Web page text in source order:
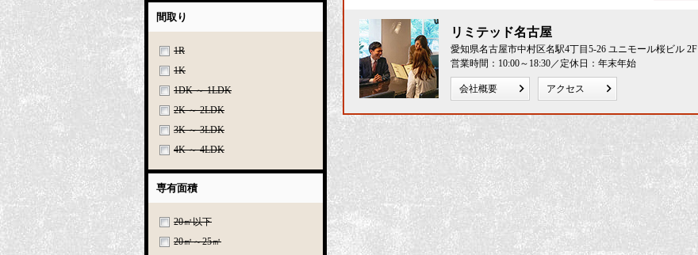
間取り
1R
1K
1DK ～ 1LDK
2K ～ 2LDK
3K ～ 3LDK
4K ～ 4LDK
専有面積
20㎡以下
20㎡～25㎡
リミテッド名古屋
愛知県名古屋市中村区名駅4丁目5-26 ユニモール桜ビル 2F
営業時間：10:00～18:30／定休日：年末年始
会社概要 アクセス